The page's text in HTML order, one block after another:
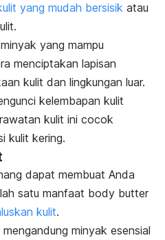
yang mudah bersisik atau
yang mampu
menciptakan lapisan
kulit dan lingkungan luar.
kelembapan kulit
kulit ini cocok
kulit kering.
dapat membuat Anda
satu manfaat body butter
kulit.
mengandung minyak esensial